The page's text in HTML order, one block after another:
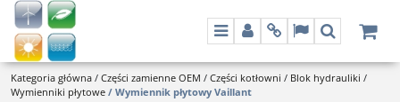
MenuPanelInfoLangSzukaj
Kategoria główna / Części zamienne OEM / Części kotłowni / Blok hydrauliki /
Wymienniki płytowe / Wymiennik płytowy Vaillant